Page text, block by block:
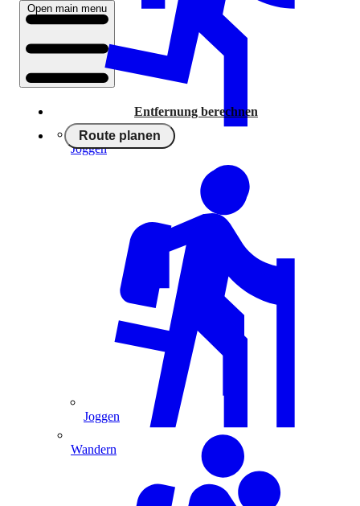
Open main menu
Entfernung berechnen
Route planen
Joggen
Joggen
Wandern